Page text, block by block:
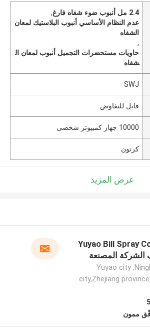
2.4 مل أنبوب ضوء شفاه فارغ
,
عدم النظام الأساسي أنبوب البلاستيك لمعان
الشفاه
,
حاويات مستحضرات التجميل أنبوب لمعان ال
شفاه
SWJ
قابل للتفاوض
10000 جهاز كمبيوتر شخصى
كرتون
عرض المزيد
Yuyao Bill Spray
الشركة المصنعة
Yuyao city
city,Zhejiang
ممون